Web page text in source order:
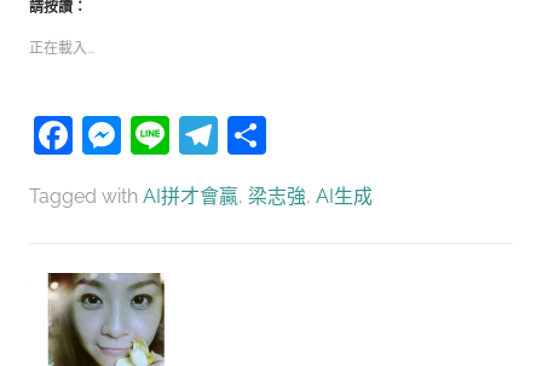
請按讚：
正在載入...
Facebook
Messenger
LineTelegram
Tagged with AI拼才會贏, 梁志強, AI生成